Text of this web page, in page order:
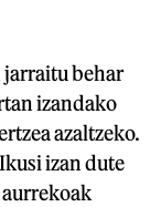
jarraitu behar
izandako
azaltzeko.
izan dute